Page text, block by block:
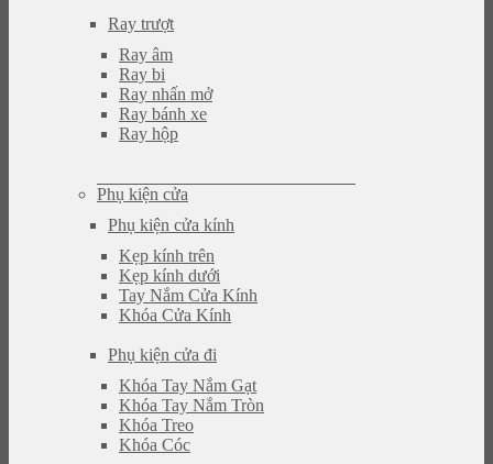
Ray trượt
Ray âm
Ray bi
Ray nhấn mở
Ray bánh xe
Ray hộp
Phụ kiện cửa
Phụ kiện cửa kính
Kẹp kính trên
Kẹp kính dưới
Tay Nắm Cửa Kính
Khóa Cửa Kính
Phụ kiện cửa đi
Khóa Tay Nắm Gạt
Khóa Tay Nắm Tròn
Khóa Treo
Khóa Cóc